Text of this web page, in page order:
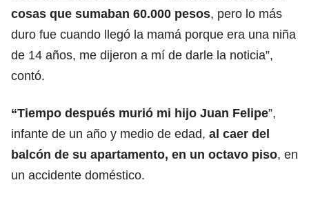
cosas que sumaban 60.000 pesos, pero lo más
duro fue cuando llegó la mamá porque era una niña
de 14 años, me dijeron a mí de darle la noticia”,
contó.
“Tiempo después murió mi hijo Juan Felipe”,
infante de un año y medio de edad, al caer del
balcón de su apartamento, en un octavo piso, en
un accidente doméstico.